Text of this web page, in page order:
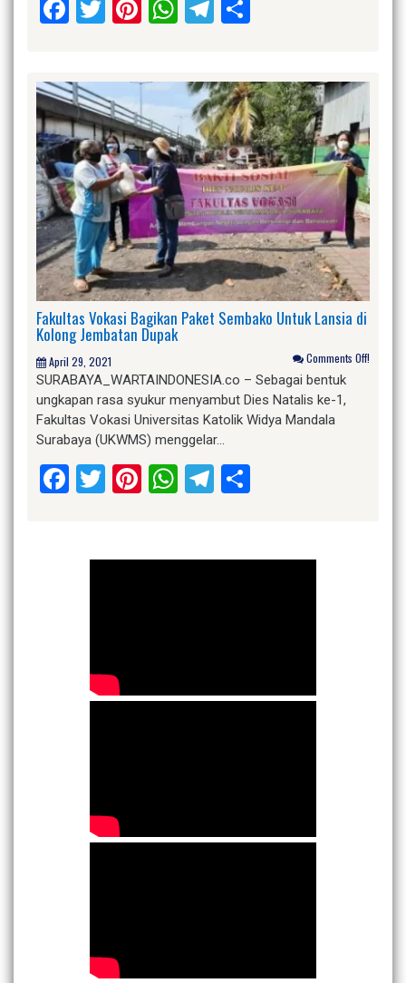
Facebook
Twitter
Pinterest
WhatsApp
Telegram
Fakultas Vokasi Bagikan Paket Sembako Untuk Lansia di
Kolong Jembatan Dupak
April 29, 2021 Comments Off!
SURABAYA_WARTAINDONESIA.co – Sebagai bentuk
ungkapan rasa syukur menyambut Dies Natalis ke-1,
Fakultas Vokasi Universitas Katolik Widya Mandala
Surabaya (UKWMS) menggelar…
Facebook
Twitter
Pinterest
WhatsApp
Telegram